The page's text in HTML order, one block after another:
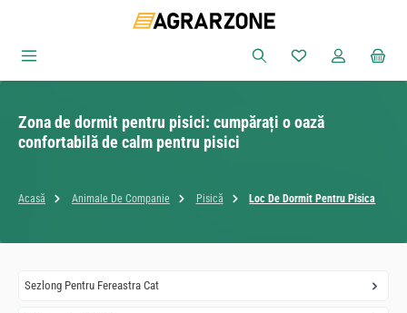
Sari la conținutul principal
Aveți 0 articole
Zona de dormit pentru pisici: cumpărați o oază
confortabilă de calm pentru pisici
Acasă Animale De Companie Pisică Loc De Dormit Pentru Pisica
Sezlong Pentru Fereastra Cat